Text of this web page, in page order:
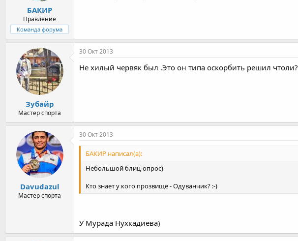
БАКИР
Правление
Команда форума
Зубайр
Мастер спорта
30 Окт 2013
Не хилый червяк был .Это он типа оскорбить решил чтоли?
Davudazul
Мастер спорта
30 Окт 2013
БАКИР написал(а):
Небольшой блиц-опрос)
Кто знает у кого прозвище - Одуванчик? :-)
У Мурада Нухкадиева)